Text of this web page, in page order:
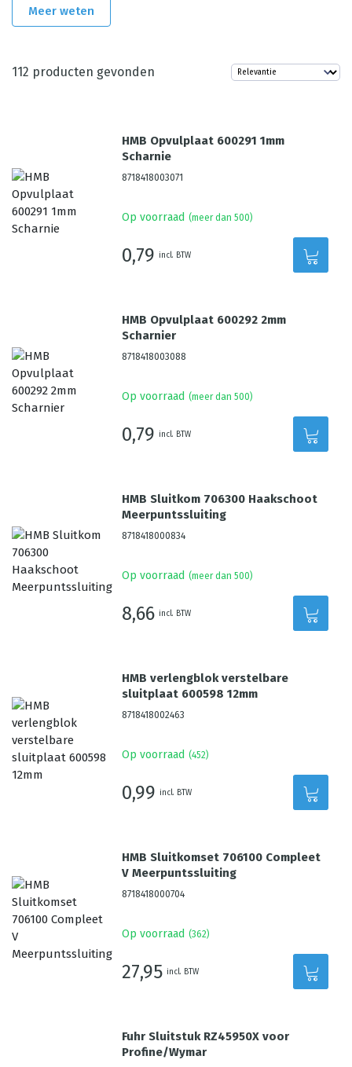
Meer weten
112 producten gevonden
HMB Opvulplaat 600291 1mm
Scharnie
8718418003071
Op voorraad (meer dan 500)
0,79 incl. BTW
HMB Opvulplaat 600292 2mm
Scharnier
8718418003088
Op voorraad (meer dan 500)
0,79 incl. BTW
HMB Sluitkom 706300 Haakschoot
Meerpuntssluiting
8718418000834
Op voorraad (meer dan 500)
8,66 incl. BTW
HMB verlengblok verstelbare
sluitplaat 600598 12mm
8718418002463
Op voorraad (452)
0,99 incl. BTW
HMB Sluitkomset 706100 Compleet
V Meerpuntssluiting
8718418000704
Op voorraad (362)
27,95 incl. BTW
Fuhr Sluitstuk RZ45950X voor
Profine/Wymar